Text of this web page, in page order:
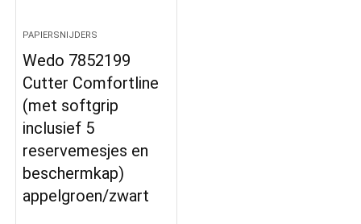
PAPIERSNIJDERS
Wedo 7852199
Cutter Comfortline
(met softgrip
inclusief 5
reservemesjes en
beschermkap)
appelgroen/zwart